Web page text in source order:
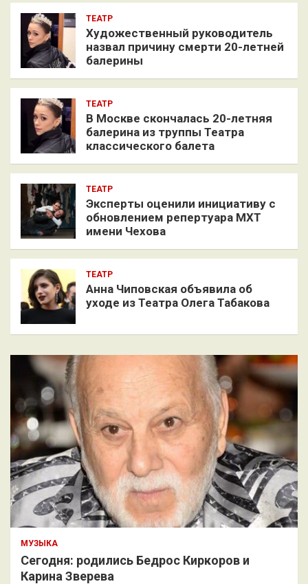
ТЕАТР
Художественный руководитель
назвал причину смерти 20-летней
балерины
ТЕАТР
В Москве скончалась 20-летняя
балерина из труппы Театра
классического балета
ТЕАТР
Эксперты оценили инициативу с
обновлением репертуара МХТ
имени Чехова
ТЕАТР
Анна Чиповская объявила об
уходе из Театра Олега Табакова
МУЗЫКА
Сегодня: родились Бедрос Киркоров и
Карина Зверева